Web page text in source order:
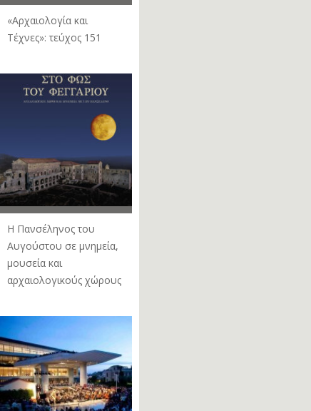
«Αρχαιολογία και
Τέχνες»: τεύχος 151
Η Πανσέληνος του
Αυγούστου σε μνημεία,
μουσεία και
αρχαιολογικούς χώρους